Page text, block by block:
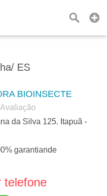
ES
BIOINSECTE
Avaliação
da Silva 125. Itapuã -
garantiande
telefone